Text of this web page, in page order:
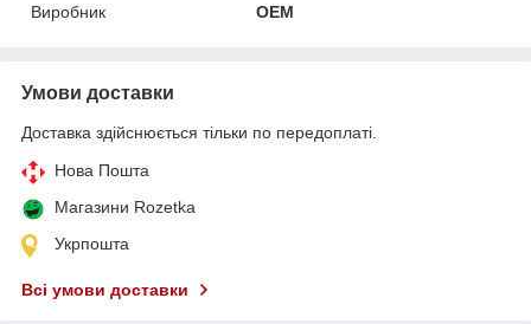
Виробник
OEM
Умови доставки
Доставка здійснюється тільки по передоплаті.
Нова Пошта
Магазини Rozetka
Укрпошта
Всі умови доставки